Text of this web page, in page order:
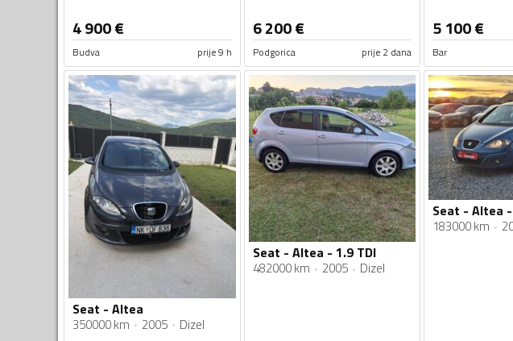
4 900€
Budva prije 9 h
6 200€
Podgorica prije 2 dana
5 100€
Bar
Seat - Altea
350000 km 2005 Dizel
Seat - Altea - 1.9 TDI
482000 km 2005 Dizel
183000 km